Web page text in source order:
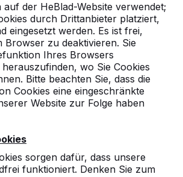
auf der HeBlad-Website verwendet;
durch Drittanbieter platziert,
eingesetzt werden. Es ist frei,
Browser zu deaktivieren. Sie
Ihres Browsers
wo Sie Cookies
Bitte beachten Sie, dass die
Cookies eine eingeschränkte
Website zur Folge haben
sorgen dafür, dass unsere
funktioniert. Denken Sie zum
in:Berlin